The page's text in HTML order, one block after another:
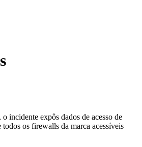
, o incidente expôs dados de acesso de
os firewalls da marca acessíveis